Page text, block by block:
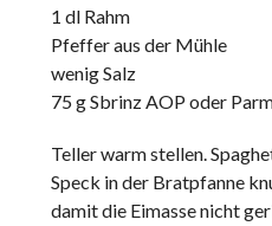
1 dl Rahm
Pfeffer aus der Mühle
wenig Salz
75 g Sbrinz AOP oder
Teller warm stellen.
Speck in der Bratpfanne
damit die Eimasse nicht